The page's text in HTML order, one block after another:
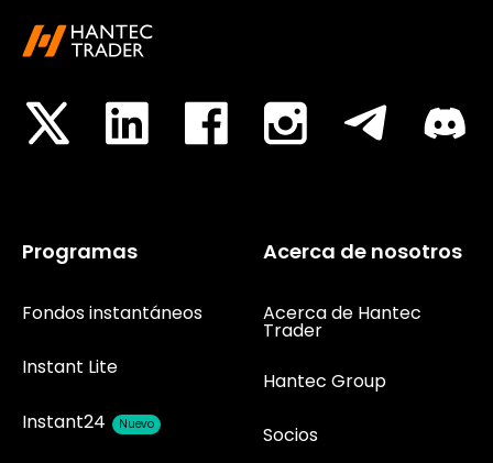
Programas
Fondos instantáneos
Instant Lite
Instant24 Nuevo
Acerca de nosotros
Acerca de Hantec
Trader
Hantec Group
Socios